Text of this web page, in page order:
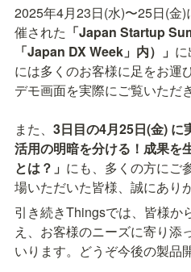
2025年4月23日(水)〜25日(金
催された 「Japan Startup
「Japan DX Week」内）」
には多くのお客様に足をお運
デモ画面を実際にご覧いただ
また、 3日目の4月25日(金) に
活用の明暗を分ける！成果を
とは？」 にも、多くの方にご
引き続きThingsでは、皆様か
え、お客様のニーズに寄り添
いります。どうぞ今後の製品